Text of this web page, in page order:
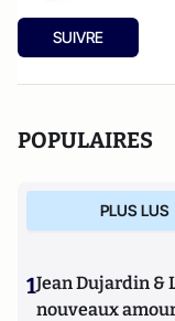
SUIVRE
POPULAIRES
PLUS LUS
1Jean Dujardin &
nouveaux